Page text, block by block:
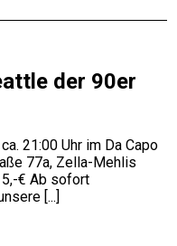
der 90er
21:00 Uhr im Da Capo
77a, Zella-Mehlis
€ Ab sofort